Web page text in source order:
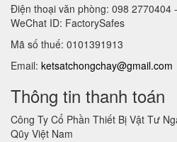
Điện thoại văn phòng: 098 2770404
WeChat ID: FactorySafes
Mã số thuế: 0101391913
Email: ketsatchongchay@gmail.com
Thông tin thanh toán
Công Ty Cổ Phần Thiết Bị Vật Tư
Qũy Việt Nam